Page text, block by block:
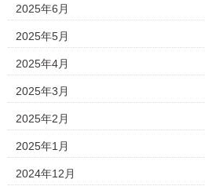
2025年6月
2025年5月
2025年4月
2025年3月
2025年2月
2025年1月
2024年12月